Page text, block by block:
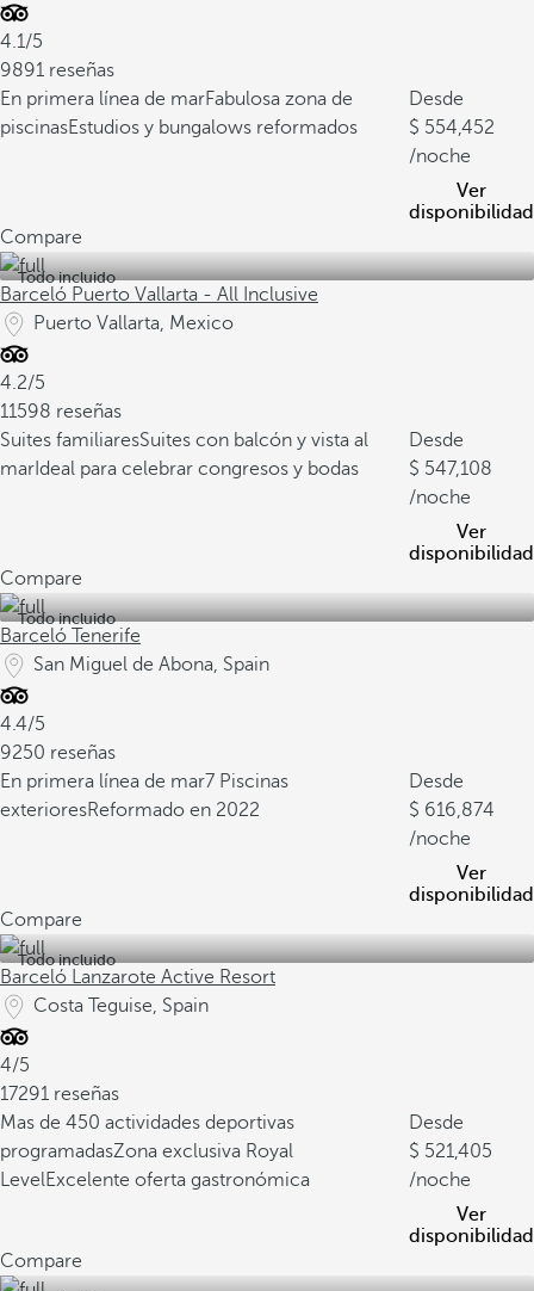
4.1/5
9891 reseñas
En primera línea de marFabulosa zona de
piscinasEstudios y bungalows reformados
Desde
554,452
/noche
Ver
disponibilidad
Compare
Todo incluido
Barceló Puerto Vallarta - All Inclusive
Puerto Vallarta, Mexico
4.2/5
11598 reseñas
Suites familiaresSuites con balcón y vista al
mar Ideal para celebrar congresos y bodas
Desde
547,108
/noche
Ver
disponibilidad
Compare
Todo incluido
Barceló Tenerife
San Miguel de Abona, Spain
4.4/5
9250 reseñas
En primera línea de mar7 Piscinas
exterioresReformado en 2022
Desde
616,874
/noche
Ver
disponibilidad
Compare
Todo incluido
Barceló Lanzarote Active Resort
Costa Teguise, Spain
4/5
17291 reseñas
Mas de 450 actividades deportivas
programadasZona exclusiva Royal
LevelExcelente oferta gastronómica
Desde
521,405
/noche
Ver
disponibilidad
Compare